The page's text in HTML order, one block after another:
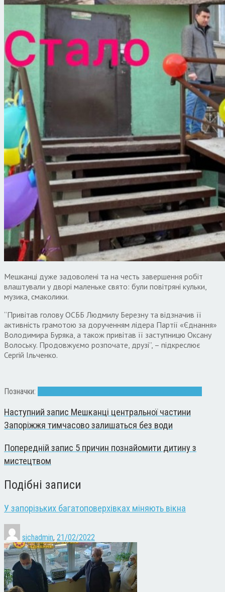
Мешканці дуже задоволені та на честь завершення робіт
влаштували у дворі маленьке свято: були повітряні кульки,
музика, смаколики.
“Привітав голову ОСББ Людмилу Березну та відзначив її
активність грамотою за дорученням лідера Партії «Єднання»
Володимира Буряка, а також привітав її заступницю Оксану
Волоську. Продовжуємо розпочате, друзі”, – підкреслює
Сергій Ільченко.
Позначки:
Наступний запис Мешканці центральної частини
Запоріжжя тимчасово залишаться без води
Попередній запис 5 причин познайомити дитину з
мистецтвом
Подібні записи
У запорізьких багатоповерхівках міняють вікна
sichadmin, 21/02/2022